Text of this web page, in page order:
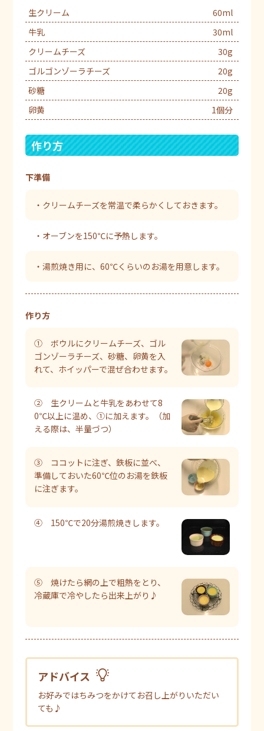
生クリーム
60ml
牛乳
30ml
クリームチーズ
30g
ゴルゴンゾーラチーズ
20g
砂糖
20g
卵黄
1個分
作り方
下準備
・クリームチーズを常温で柔らかくしておきます。
・オーブンを150℃に予熱します。
・湯煎焼き用に、60℃くらいのお湯を用意します。
作り方
① ボウルにクリームチーズ、ゴル
ゴンゾーラチーズ、砂糖、卵黄を入
れて、ホイッパーで混ぜ合わせます。
② 生クリームと牛乳をあわせて8
0℃以上に温め、①に加えます。（加
える際は、半量づつ）
③ ココットに注ぎ、鉄板に並べ、
準備しておいた60℃位のお湯を鉄板
に注ぎます。
④ 150℃で20分湯煎焼きします。
⑤ 焼けたら網の上で粗熱をとり、
冷蔵庫で冷やしたら出来上がり♪
アドバイス
お好みではちみつをかけてお召し上がりいただい
ても♪